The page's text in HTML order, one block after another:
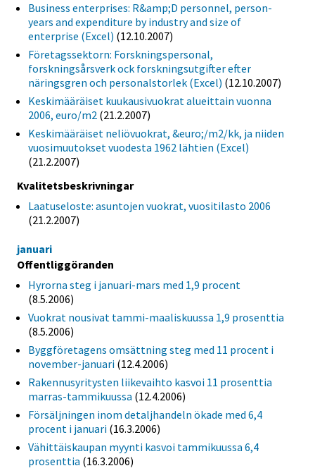
Business enterprises: R&amp;D personnel, person-
years and expenditure by industry and size of
enterprise (Excel) (12.10.2007)
Företagssektorn: Forskningspersonal,
forskningsårsverk ock forskningsutgifter efter
näringsgren och personalstorlek (Excel) (12.10.2007)
Keskimääräiset kuukausivuokrat alueittain vuonna
2006, euro/m2 (21.2.2007)
Keskimääräiset neliövuokrat, &euro;/m2/kk, ja niiden
vuosimuutokset vuodesta 1962 lähtien (Excel)
(21.2.2007)
Kvalitetsbeskrivningar
Laatuseloste: asuntojen vuokrat, vuositilasto 2006
(21.2.2007)
januari
Offentliggöranden
Hyrorna steg i januari-mars med 1,9 procent
(8.5.2006)
Vuokrat nousivat tammi-maaliskuussa 1,9 prosenttia
(8.5.2006)
Byggföretagens omsättning steg med 11 procent i
november-januari (12.4.2006)
Rakennusyritysten liikevaihto kasvoi 11 prosenttia
marras-tammikuussa (12.4.2006)
Försäljningen inom detaljhandeln ökade med 6,4
procent i januari (16.3.2006)
Vähittäiskaupan myynti kasvoi tammikuussa 6,4
prosenttia (16.3.2006)